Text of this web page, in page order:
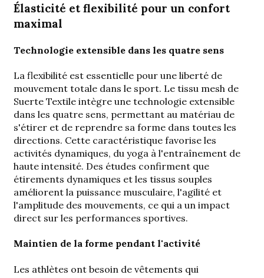
Élasticité et flexibilité pour un confort
maximal
Technologie extensible dans les quatre sens
La flexibilité est essentielle pour une liberté de
mouvement totale dans le sport. Le tissu mesh de
Suerte Textile intègre une technologie extensible
dans les quatre sens, permettant au matériau de
s'étirer et de reprendre sa forme dans toutes les
directions. Cette caractéristique favorise les
activités dynamiques, du yoga à l'entraînement de
haute intensité. Des études confirment que
étirements dynamiques et les tissus souples
améliorent la puissance musculaire, l'agilité et
l'amplitude des mouvements, ce qui a un impact
direct sur les performances sportives.
Maintien de la forme pendant l'activité
Les athlètes ont besoin de vêtements qui